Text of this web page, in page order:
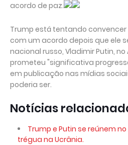
acordo de paz.
Trump está tentando
com um acordo depois que ele
nacional russo, Vladimir Putin,
prometeu "significativa
em publicação nas mídias
poderia ser.
Notícias
Trump e Putin se reúnem
trégua na Ucrânia.